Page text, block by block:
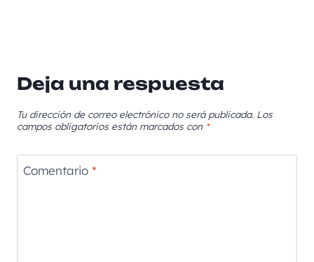
Deja una respuesta
Tu dirección de correo electrónico no será publicada. Los
campos obligatorios están marcados con *
Comentario *